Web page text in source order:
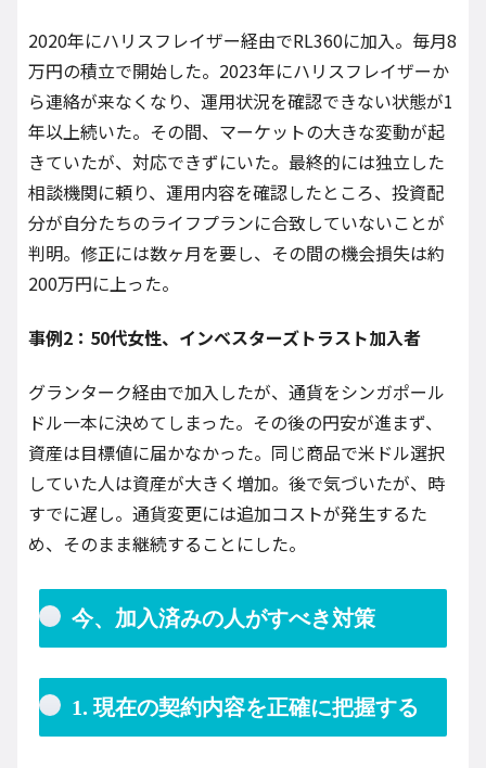
2020年にハリスフレイザー経由でRL360に加入。毎月8
万円の積立で開始した。2023年にハリスフレイザーか
ら連絡が来なくなり、運用状況を確認できない状態が1
年以上続いた。その間、マーケットの大きな変動が起
きていたが、対応できずにいた。最終的には独立した
相談機関に頼り、運用内容を確認したところ、投資配
分が自分たちのライフプランに合致していないことが
判明。修正には数ヶ月を要し、その間の機会損失は約
200万円に上った。
事例2：50代女性、インベスターズトラスト加入者
グランターク経由で加入したが、通貨をシンガポール
ドル一本に決めてしまった。その後の円安が進まず、
資産は目標値に届かなかった。同じ商品で米ドル選択
していた人は資産が大きく増加。後で気づいたが、時
すでに遅し。通貨変更には追加コストが発生するた
め、そのまま継続することにした。
今、加入済みの人がすべき対策
1. 現在の契約内容を正確に把握する